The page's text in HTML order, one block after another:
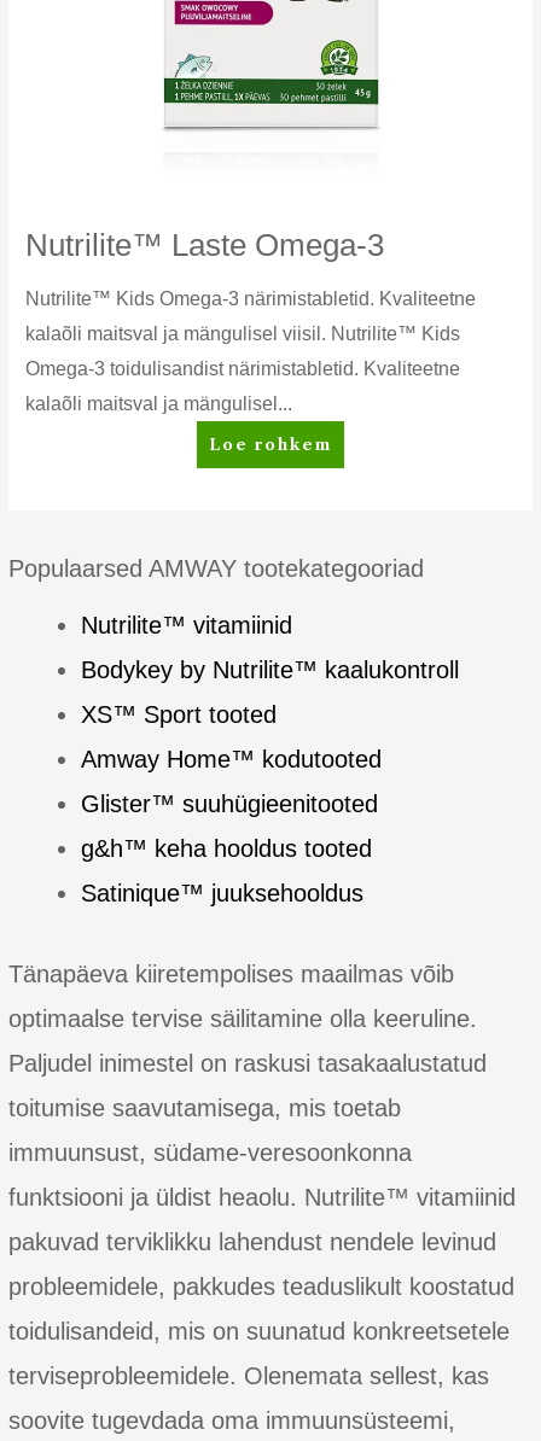
Nutrilite™ Laste Omega-3
Nutrilite™ Kids Omega-3 närimistabletid. Kvaliteetne
kalaõli maitsval ja mängulisel viisil. Nutrilite™ Kids
Omega-3 toidulisandist närimistabletid. Kvaliteetne
kalaõli maitsval ja mängulisel...
Nutrilite™
Laste
Loe rohkem
Populaarsed AMWAY tootekategooriad
Nutrilite™ vitamiinid
Bodykey by Nutrilite™ kaalukontroll
XS™ Sport tooted
Amway Home™ kodutooted
Glister™ suuhügieenitooted
g&h™ keha hooldus tooted
Satinique™ juuksehooldus
Tänapäeva kiiretempolises maailmas võib
optimaalse tervise säilitamine olla keeruline.
Paljudel inimestel on raskusi tasakaalustatud
toitumise saavutamisega, mis toetab
immuunsust, südame-veresoonkonna
funktsiooni ja üldist heaolu. Nutrilite™ vitamiinid
pakuvad terviklikku lahendust nendele levinud
probleemidele, pakkudes teaduslikult koostatud
toidulisandeid, mis on suunatud konkreetsetele
terviseprobleemidele. Olenemata sellest, kas
soovite tugevdada oma immuunsüsteemi,